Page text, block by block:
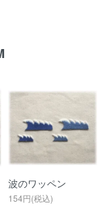
波のワッペン
154円(税込)